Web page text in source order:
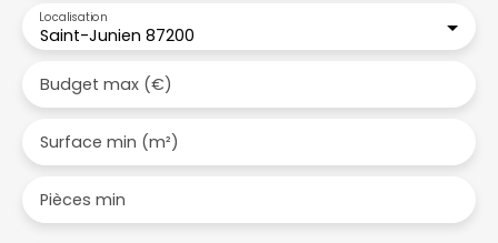
Saint-Junien 87200
Localisation
Budget max (€)
Surface min (m²)
Pièces min